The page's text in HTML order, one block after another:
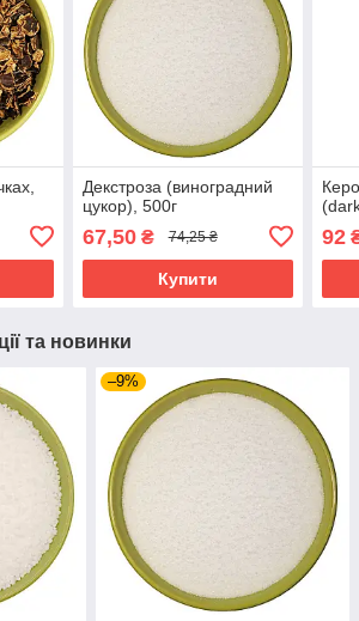
Декстроза (виноградний
цукор), 500г
67,50₴ 74,25 ₴
Купити
92
та новинки
–9%